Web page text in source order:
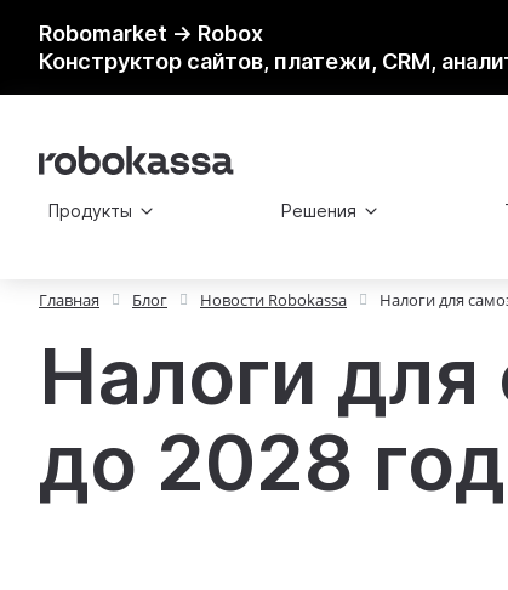
Robomarket → Robox
Конструктор сайтов, платежи, CRM,
Продукты Решения
Главная Блог Новости Robokassa Налоги для
Налоги для
до 2028